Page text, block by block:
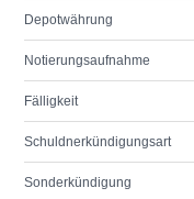
Depotwährung
Notierungsaufnahme
Fälligkeit
Schuldnerkündigungsart
Sonderkündigung